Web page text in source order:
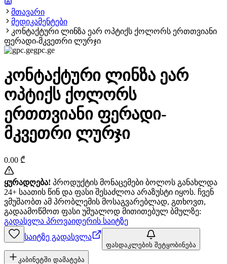
მთავარი
მედიკამენტები
კონტაქტური ლინზა ეარ ოპტიქს ქოლორს ერთთვიანი
ფერადი-მკვეთრი ლურჯი
gpc.ge
კონტაქტური ლინზა ეარ
ოპტიქს ქოლორს
ერთთვიანი ფერადი-
მკვეთრი ლურჯი
0.00 ₾
ყურადღება! პროდუქტის მონაცემები ბოლოს განახლდა
24+ საათის წინ და ფასი შესაძლოა არაზუსტი იყოს. ჩვენ
ვმუშაობთ ამ პრობლემის მოსაგვარებლად, გთხოვთ,
გადაამოწმოთ ფასი უშუალოდ მითითებულ ბმულზე:
გადასვლა პროვაიდერის საიტზე
საიტზე გადასვლა
ფასდაკლების შეტყობინება
კაბინეტში დამატება